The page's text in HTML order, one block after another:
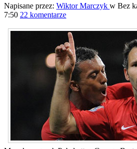
Napisane przez: Wiktor Marczyk w Bez
7:50 22 komentarze